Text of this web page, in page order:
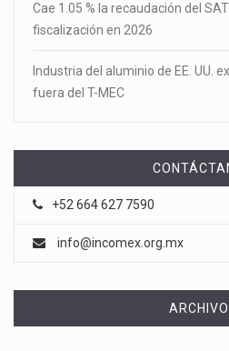
Cae 1.05 % la recaudación del
fiscalización en 2026
Industria del aluminio de EE. UU.
fuera del T-MEC
+52 664 627 7590
info@incomex.org.mx